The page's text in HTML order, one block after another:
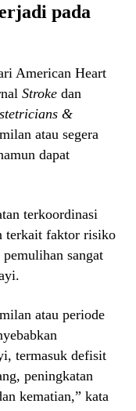
pada
American Heart
Stroke dan
&
atau segera
dapat
terkoordinasi
terkait faktor risiko
sangat
atau periode
termasuk defisit
peningkatan
kematian,” kata